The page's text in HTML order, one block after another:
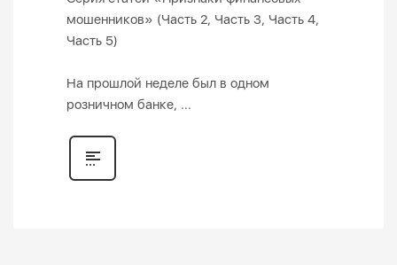
мошенников» (Часть 2, Часть 3, Часть 4,
Часть 5)
На прошлой неделе был в одном
розничном банке, ...